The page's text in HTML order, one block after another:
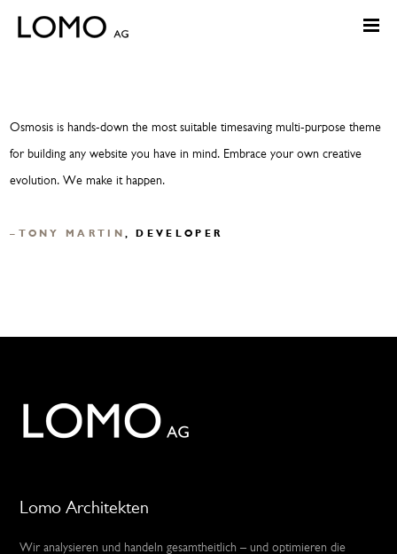
Osmosis is hands-down the most suitable timesaving multi-purpose theme
for building any website you have in mind. Embrace your own creative
evolution. We make it happen.
TONY MARTIN , DEVELOPER
Lomo Architekten
Wir analysieren und handeln gesamtheitlich – und optimieren die